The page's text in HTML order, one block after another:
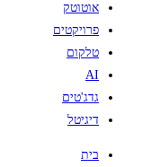
אוטוטק
פרויקטים
טלקום
AI
גדג'טים
דיגיטל
בית